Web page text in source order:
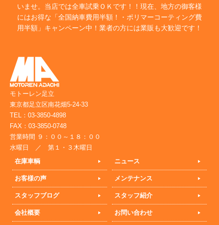
いませ。当店では全車試乗ＯＫです！！現在、地方の御客様
にはお得な「全国納車費用半額！・ポリマーコーティング費
用半額」キャンペーン中！業者の方には業販も大歓迎です！
モトーレン足立
東京都足立区南花畑5-24-33
TEL：03-3850-4898
FAX：03-3850-0748
営業時間 ９：００～１８：００
水曜日 ／ 第１・３木曜日
在庫車輌
ニュース
お客様の声 メンテナンス
スタッフブログ スタッフ紹介
会社概要 お問い合わせ